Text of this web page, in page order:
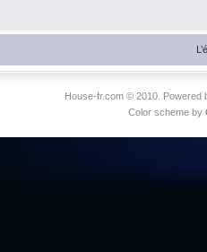
House-fr.com © 2010. Powered
Color scheme by